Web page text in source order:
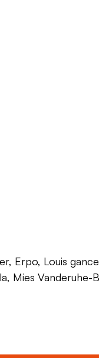
Erpo, Louis
Mies Vanderuhe-